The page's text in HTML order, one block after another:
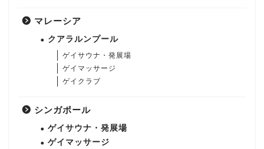
マレーシア
クアラルンプール
ゲイサウナ・発展場
ゲイマッサージ
ゲイクラブ
シンガポール
ゲイサウナ・発展場
ゲイマッサージ